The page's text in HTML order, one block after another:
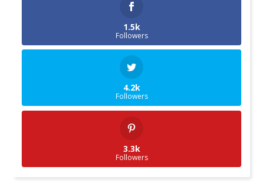
1.5k
Followers
4.2k
Followers
3.3k
Followers